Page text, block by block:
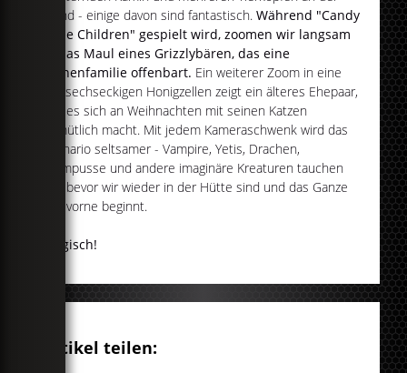
Wand - einige davon sind fantastisch.Während "Candy
Cane Children" gespielt wird, zoomen wir langsam
in das Maul eines Grizzlybären, das eine
Bienenfamilie offenbart. Ein weiterer Zoom in eine
der sechseckigen Honigzellen zeigt ein älteres Ehepaar,
das es sich an Weihnachten mit seinen Katzen
gemütlich macht. Mit jedem Kameraschwenk wird das
Szenario seltsamer - Vampire, Yetis, Drachen,
Krampusse und andere imaginäre Kreaturen tauchen
auf, bevor wir wieder in der Hütte sind und das Ganze
von vorne beginnt.
Magisch!
Artikel teilen: